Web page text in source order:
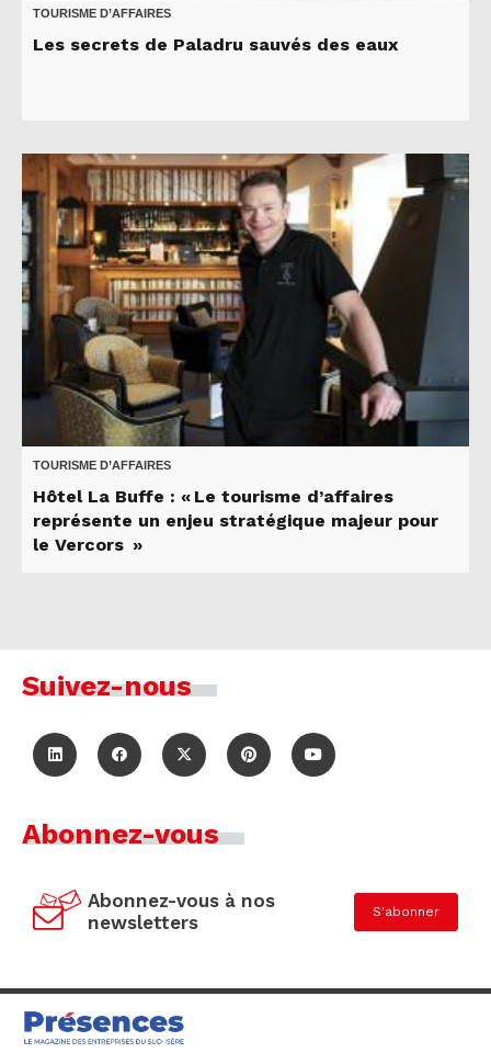
TOURISME D’AFFAIRES
Les secrets de Paladru sauvés des eaux
TOURISME D’AFFAIRES
Hôtel La Buffe : « Le tourisme d’affaires
représente un enjeu stratégique majeur pour
le Vercors »
Suivez-nous
Abonnez-vous
Abonnez-vous à nos
newsletters
S'abonner